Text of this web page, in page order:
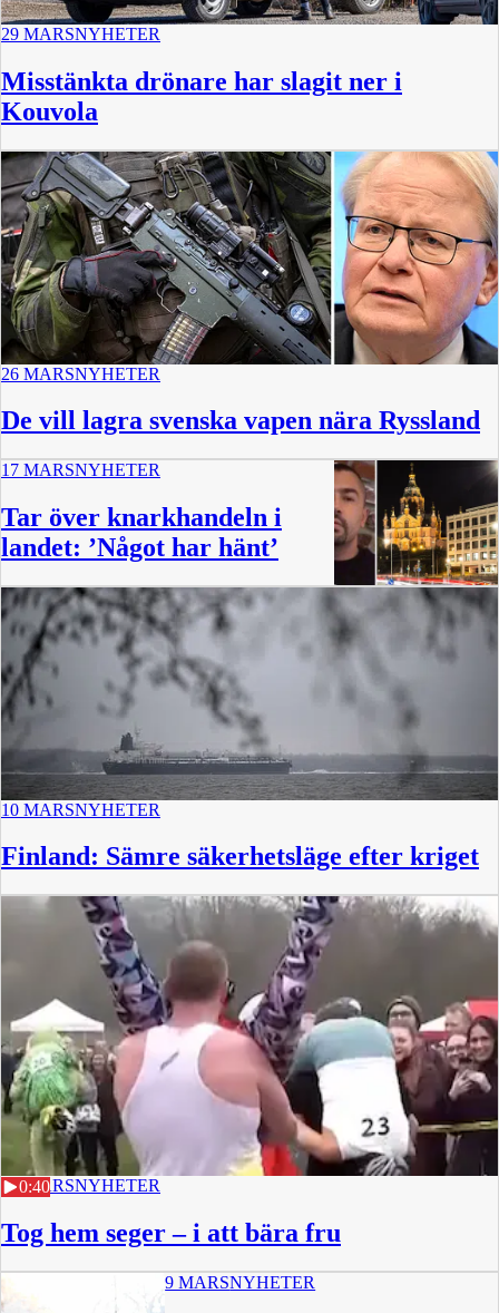
29 MARSNYHETER
Misstänkta drönare har slagit ner i
Kouvola
26 MARSNYHETER
De vill lagra svenska vapen nära Ryssland
17 MARSNYHETER
Tar över knarkhandeln i
landet: ’Något har hänt’
10 MARSNYHETER
Finland: Sämre säkerhetsläge efter kriget
0:40
10 MARSNYHETER
Tog hem seger – i att bära fru
9 MARSNYHETER